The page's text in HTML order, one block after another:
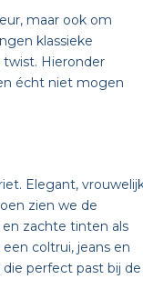
maar ook om
klassieke
Hieronder
écht niet mogen
Elegant,
zien we de
zachte tinten als
coltrui, jeans en
perfect past bij de